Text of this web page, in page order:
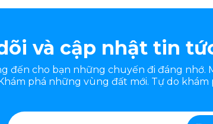
và cập nhật tin
đến cho bạn những chuyến đi đáng nhớ.
phá những vùng đất mới. Tự do